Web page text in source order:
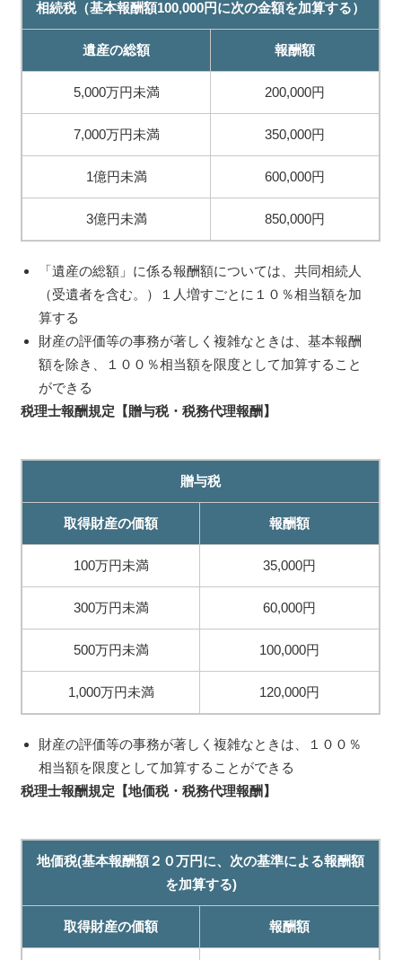
相続税（基本報酬額100,000円に次の金額を加算する）
遺産の総額 報酬額
5,000万円未満 200,000円
7,000万円未満 350,000円
1億円未満 600,000円
3億円未満 850,000円
「遺産の総額」に係る報酬額については、共同相続人
（受遺者を含む。）１人増すごとに１０％相当額を加
算する
財産の評価等の事務が著しく複雑なときは、基本報酬
額を除き、１００％相当額を限度として加算すること
ができる
税理士報酬規定【贈与税・税務代理報酬】
贈与税
取得財産の価額 報酬額
100万円未満 35,000円
300万円未満 60,000円
500万円未満 100,000円
1,000万円未満 120,000円
財産の評価等の事務が著しく複雑なときは、１００％
相当額を限度として加算することができる
税理士報酬規定【地価税・税務代理報酬】
地価税(基本報酬額２０万円に、次の基準による報酬額
を加算する)
取得財産の価額 報酬額